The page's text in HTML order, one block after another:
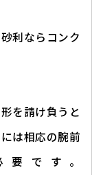
利ならコンク
を請け負うと
は相応の腕前
です。